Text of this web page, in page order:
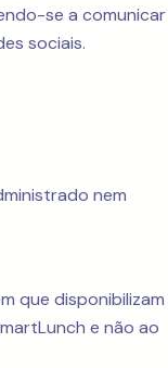
se a comunicar
sociais.
nem
que disponibilizam
e não ao